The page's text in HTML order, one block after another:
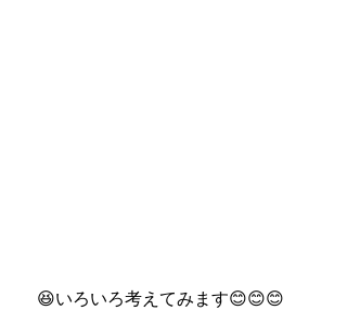
😆いろいろ考えてみます😊😊😊